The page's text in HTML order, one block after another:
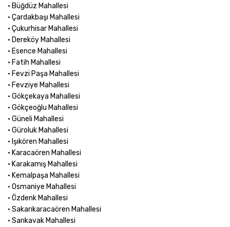
• Büğdüz Mahallesi
• Çardakbaşı Mahallesi
• Çukurhisar Mahallesi
• Dereköy Mahallesi
• Esence Mahallesi
• Fatih Mahallesi
• Fevzi Paşa Mahallesi
• Fevziye Mahallesi
• Gökçekaya Mahallesi
• Gökçeoğlu Mahallesi
• Güneli Mahallesi
• Güroluk Mahallesi
• Işıkören Mahallesi
• Karacaören Mahallesi
• Karakamış Mahallesi
• Kemalpaşa Mahallesi
• Osmaniye Mahallesi
• Özdenk Mahallesi
• Sakarıkaracaören Mahallesi
• Sarıkavak Mahallesi